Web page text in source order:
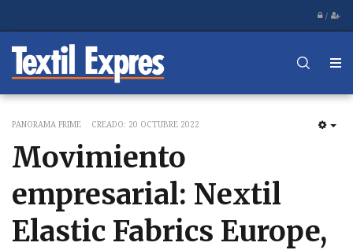
/
PANORAMA PRIME CREADO: 20 OCTUBRE 2022
Movimiento
empresarial: Nextil
Elastic Fabrics Europe,